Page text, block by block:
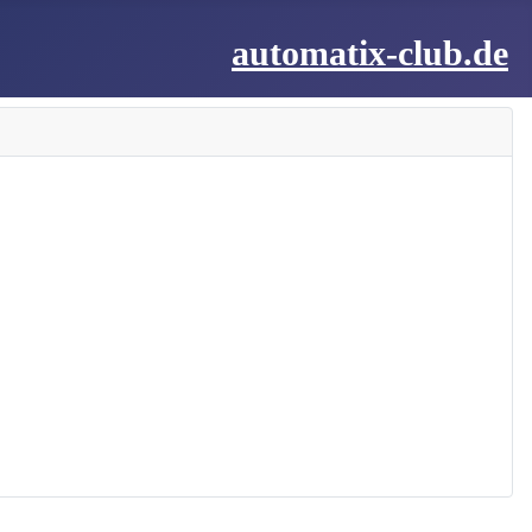
automatix-club.de